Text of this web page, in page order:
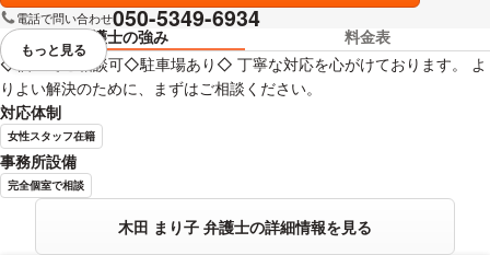
電話で問い合わせ050-5349-6934
弁護士の強み
料金表
◇個室でご相談可◇駐車場あり◇ 丁寧な対応を心がけております。 よ
りよい解決のために、まずはご相談ください。
対応体制
女性スタッフ在籍
事務所設備
完全個室で相談
木田 まり子 弁護士の詳細情報を見る
視覚的に省略されている要素を
もっと見る